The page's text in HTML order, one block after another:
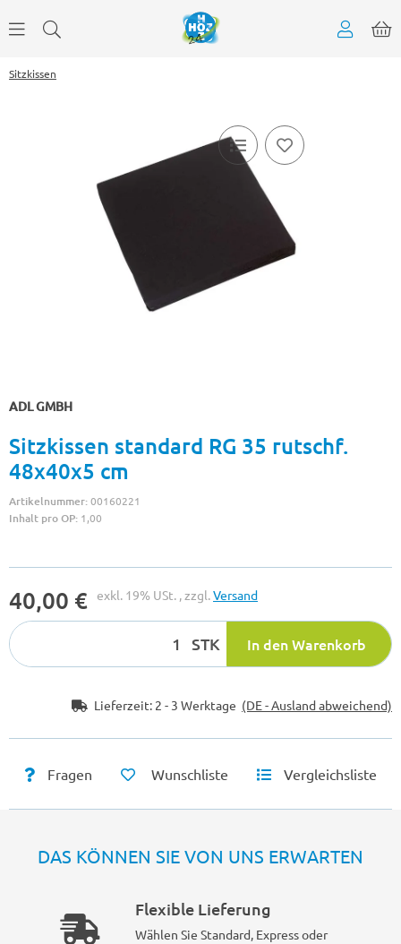
Sitzkissen
ADL GMBH
Sitzkissen standard RG 35 rutschf.
48x40x5 cm
Artikelnummer:00160221
Inhalt pro OP: 1,00
40,00 € exkl. 19% USt. , zzgl.Versand
STK In den Warenkorb
Lieferzeit: 2 - 3 Werktage (DE - Ausland abweichend)
Fragen Wunschliste Vergleichsliste
DAS KÖNNEN SIE VON UNS ERWARTEN
Flexible Lieferung
Wählen Sie Standard, Express oder